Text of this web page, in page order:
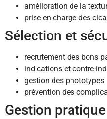
amélioration de la
prise en charge des
Sélection et
recrutement des bons
indications et contre-
gestion des phototypes
prévention des
Gestion